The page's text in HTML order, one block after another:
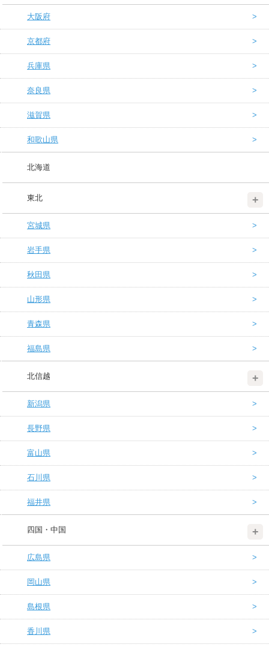
大阪府
京都府
兵庫県
奈良県
滋賀県
和歌山県
北海道
東北
宮城県
岩手県
秋田県
山形県
青森県
福島県
北信越
新潟県
長野県
富山県
石川県
福井県
四国・中国
広島県
岡山県
島根県
香川県